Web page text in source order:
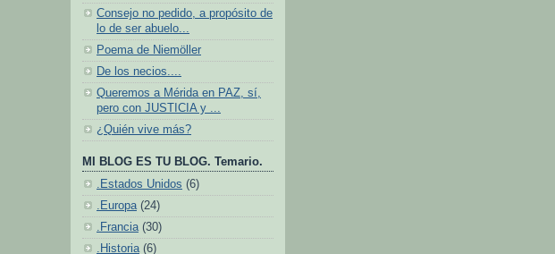
Consejo no pedido, a propósito de
lo de ser abuelo...
Poema de Niemöller
De los necios....
Queremos a Mérida en PAZ, sí,
pero con JUSTICIA y ...
¿Quién vive más?
MI BLOG ES TU BLOG. Temario.
.Estados Unidos (6)
.Europa (24)
.Francia (30)
.Historia (6)